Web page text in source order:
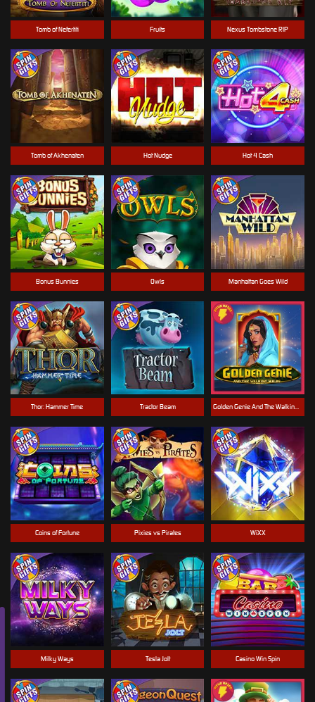
Nexus Tombstone RIP
Manhattan Goes Wild
Tractor Beam
Casino Win Spin
Hot Nudge
Tomb of Nefertiti
Tomb of Akhenaten
Golden Genie And The Walking Wilds
Tesla Jolt
Coins of Fortune WiXX
Fruits
Bonus Bunnies
Hot 4 Cash
Owls
Milky Ways
Pixies vs Pirates
Thor: Hammer Time